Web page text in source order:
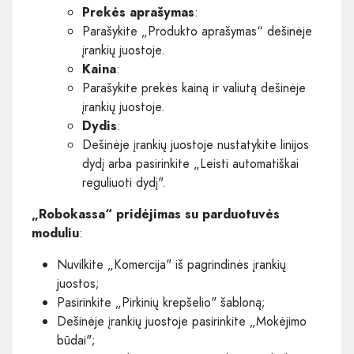
Prekės aprašymas:
Parašykite „Produkto aprašymas“ dešinėje
įrankių juostoje.
Kaina:
Parašykite prekės kainą ir valiutą dešinėje
įrankių juostoje.
Dydis:
Dešinėje įrankių juostoje nustatykite linijos
dydį arba pasirinkite „Leisti automatiškai
reguliuoti dydį".
„Robokassa“ pridėjimas su parduotuvės
moduliu:
Nuvilkite „Komercija" iš pagrindinės įrankių
juostos;
Pasirinkite „Pirkinių krepšelio" šabloną;
Dešinėje įrankių juostoje pasirinkite „Mokėjimo
būdai";